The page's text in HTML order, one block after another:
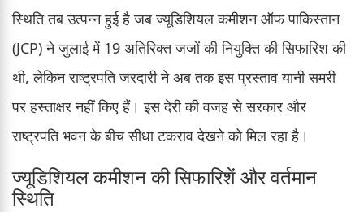
स्थिति तब उत्पन्न हुई है जब ज्यूडिशियल कमीशन ऑफ पाकिस्तान
(JCP) ने जुलाई में 19 अतिरिक्त जजों की नियुक्ति की सिफारिश की
थी, लेकिन राष्ट्रपति जरदारी ने अब तक इस प्रस्ताव यानी समरी
पर हस्ताक्षर नहीं किए हैं। इस देरी की वजह से सरकार और
राष्ट्रपति भवन के बीच सीधा टकराव देखने को मिल रहा है।
ज्यूडिशियल कमीशन की सिफारिशें और वर्तमान
स्थिति